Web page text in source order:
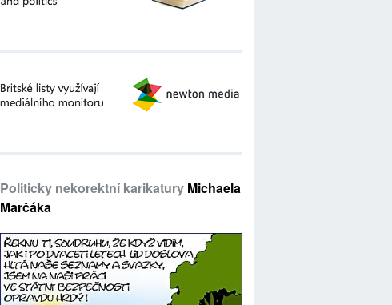
➥
Politicky nekorektní karikatury Michaela
Marčáka